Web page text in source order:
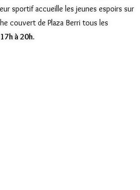
sportif accueille les jeunes espoirs sur
couvert de Plaza Berri tous les
à 20h.